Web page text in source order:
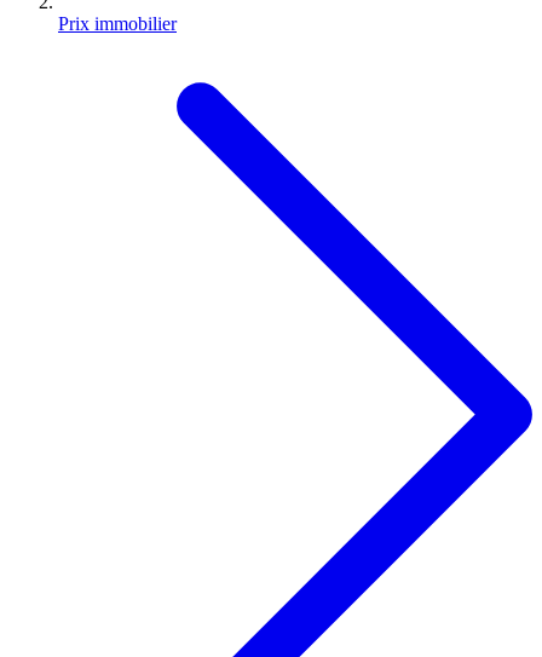
Prix immobilier